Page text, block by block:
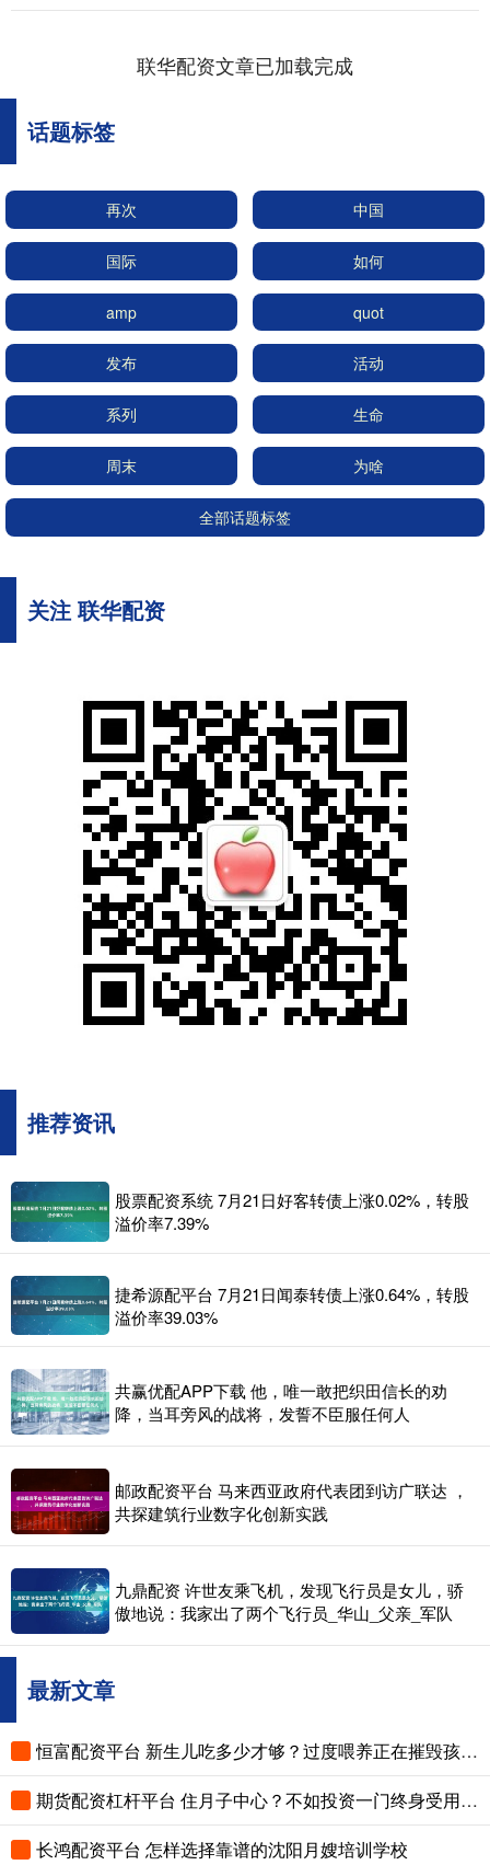
联华配资文章已加载完成
话题标签
再次 中国
国际 如何
amp quot
发布 活动
系列 生命
周末 为啥
全部话题标签
关注 联华配资
推荐资讯
股票配资系统 7月21日好客转债上涨0.02%，转股
溢价率7.39%
捷希源配平台 7月21日闻泰转债上涨0.64%，转股
溢价率39.03%
共赢优配APP下载 他，唯一敢把织田信长的劝
降，当耳旁风的战将，发誓不臣服任何人
邮政配资平台 马来西亚政府代表团到访广联达 ，
共探建筑行业数字化创新实践
九鼎配资 许世友乘飞机，发现飞行员是女儿，骄
傲地说：我家出了两个飞行员_华山_父亲_军队
最新文章
恒富配资平台 新生儿吃多少才够？过度喂养正在摧毁孩子的脾胃，这份奶量标准赶紧存
期货配资杠杆平台 住月子中心？不如投资一门终身受用的技能
长鸿配资平台 怎样选择靠谱的沈阳月嫂培训学校